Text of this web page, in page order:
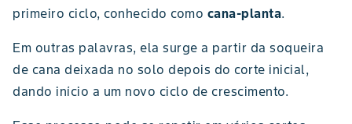
primeiro ciclo, conhecido como cana-planta.
Em outras palavras, ela surge a partir da soqueira
de cana deixada no solo depois do corte inicial,
dando início a um novo ciclo de crescimento.